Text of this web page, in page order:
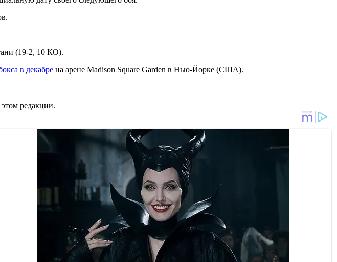
(19-2, 10 КО).
в декабре на арене Madison Square Garden в Нью-Йорке (США).
редакции.